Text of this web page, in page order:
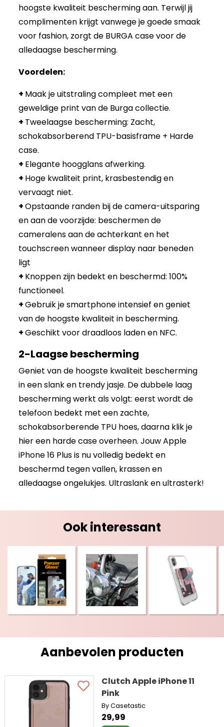
hoogste kwaliteit bescherming aan. Terwijl jij
complimenten krijgt vanwege je goede smaak
voor fashion, zorgt de BURGA case voor de
alledaagse bescherming.
Voordelen:
+ Maak je uitstraling compleet met een
geweldige print van de Burga collectie.
+ Tweelaagse bescherming: Zacht,
schokabsorberend TPU-basisframe + Harde
case.
+ Elegante hoogglans afwerking.
+ Hoge kwaliteit print, krasbestendig en
vervaagt niet.
+Opstaande randen bij de camera-uitsparing
en aan de voorzijde: beschermen de
cameralens aan de achterkant en het
touchscreen wanneer display naar beneden
ligt
+ Knoppen zijn bedekt en beschermd: 100%
functioneel.
+Gebruik je smartphone intensief en geniet
van de hoogste kwaliteit in bescherming.
+Geschikt voor draadloos laden en NFC.
2-Laagse bescherming
Geniet van de hoogste kwaliteit bescherming
in een slank en trendy jasje. De dubbele laag
bescherming werkt als volgt: eerst wordt de
telefoon bedekt met een zachte,
schokabsorberende TPU hoes, daarna klik je
hier een harde case overheen. Jouw Apple
iPhone 16 Plus is nu volledig bedekt en
beschermd tegen vallen, krassen en
alledaagse ongelukjes. Ultraslank en ultrasterk!
Ook interessant
Aanbevolen producten
Clutch Apple iPhone 11
Pink
By Casetastic
29,99